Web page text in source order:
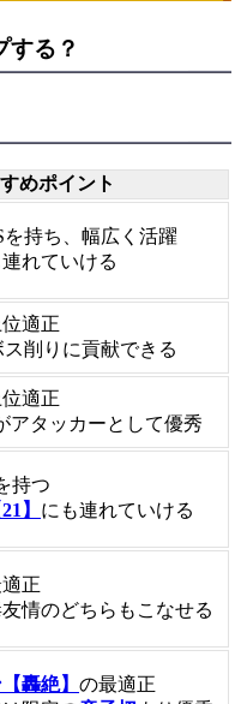
する？
めポイント
を持ち、幅広く活躍
れていける
適正
ス削りに貢献できる
適正
アタッカーとして優秀
持つ
】 にも連れていける
正
情のどちらもこなせる
轟絶】 の最適正